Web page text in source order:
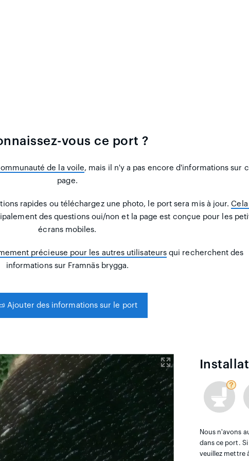
vous ce port ?
de la voile, mais il n'y a pas encore d'informations sur
page.
rapides ou téléchargez une photo, le port sera mis à jour.Cela
des questions oui/non et la page est conçue pour les
écrans mobiles.
précieuse pour les autres utilisateursqui recherchent des
informations sur Framnäs brygga.
Ajouter des informations sur le port
Nous n'avons
dans ce port.
veuillez mettre